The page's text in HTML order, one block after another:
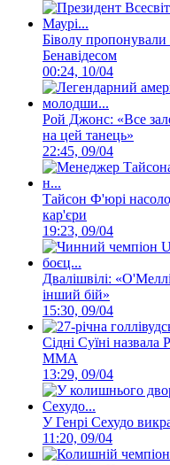
Біволу пропонували
Бенавідесом
00:24, 10/04
Рой Джонс: «Все
на цей танець»
22:45, 09/04
Тайсон Ф'юрі
кар'єри
19:23, 09/04
Двалішвілі:
інший бій»
15:30, 09/04
Сідні Суїні
ММА
13:29, 09/04
У Генрі Сехудо
11:20, 09/04